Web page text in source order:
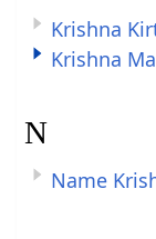
Krishna
Krishna
N
Name